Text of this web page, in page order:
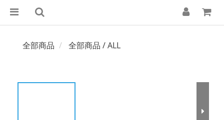
全部商品 全部商品 / ALL